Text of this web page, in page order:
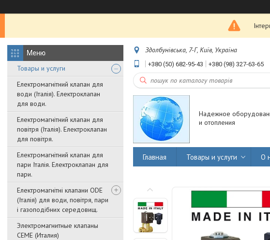
Товары и услуги
Електромагнітний клапан для
води (Італія). Електроклапан
для води.
Електромагнітний клапан для
повітря (Італія). Електроклапан
для повітря.
Електромагнітний клапан для
пари Італія. Електроклапан для
пари.
Електромагнітні клапани ODE
(Італія) для води, повітря, пари
і газоподібних середовищ.
Электромагнитные клапаны
CEME (Италия)
Здолбунівська, 7-Г, Київ, Україна
+380 (50) 682-95-43 +380 (98) 327-63-65
Надежное
и отопления
Главная Товары и услуги О